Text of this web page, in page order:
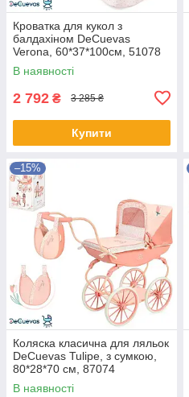
Кроватка для кукол з
балдахіном DeCuevas
Verona, 60*37*100см, 51078
В наявності
2 792 ₴ 3 285 ₴
Купити
–15%
Коляска класична для ляльок
DeCuevas Tulipe, з сумкою,
80*28*70 см, 87074
В наявності